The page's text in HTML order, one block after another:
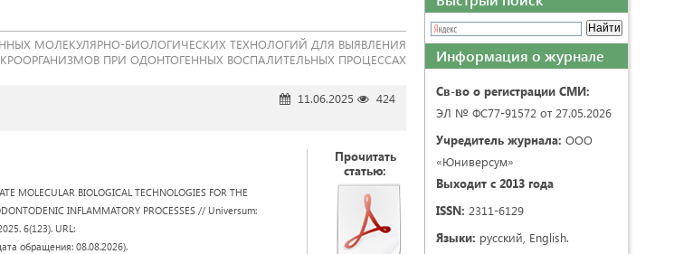
МОЛЕКУЛЯРНО-БИОЛОГИЧЕСКИХ ТЕХНОЛОГИЙ ДЛЯ ВЫЯВЛЕНИЯ
ПРИ ОДОНТОГЕННЫХ ВОСПАЛИТЕЛЬНЫХ ПРОЦЕССАХ
11.06.2025
424
MOLECULAR BIOLOGICAL TECHNOLOGIES FOR THE
INFLAMMATORY PROCESSES // Universum:
6(123). URL:
обращения: 08.08.2026).
Прочитать
статью:
Информация о журнале
Св-во о регистрации СМИ:
ЭЛ № ФС77-91572 от 27.05.2026
Учредитель журнала: ООО
«Юниверсум»
Выходит с 2013 года
ISSN: 2311-6129
Языки: русский, English.